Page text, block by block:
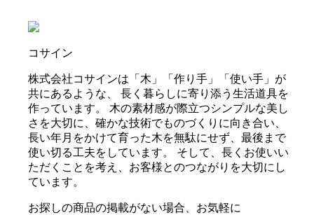
コサイン
株式会社コサインは「木」「作り手」「使い手」が
共にあるような、 長く暮らしに寄り添う生活道具を
作っています。 木の素材感が際立つシンプルな美し
さを大切に、確かな技術でものづくりに向き合い、
長い年月をかけて育った木を無駄にせず、最後まで
使い切る工夫をしています。 そして、長くお使いい
ただくことを考え、お客様とのつながりを大切にし
ています。
お探しの商品の掲載がない場合、お気軽に